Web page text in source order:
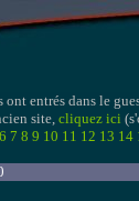
entrés dans le
site, cliquez ici
6 7 8 9 10 11 12 13 14